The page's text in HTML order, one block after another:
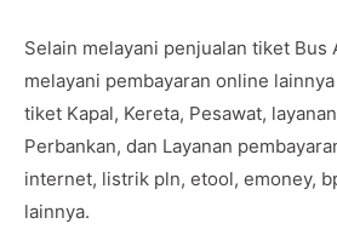
Selain melayani penjualan tiket Bus
melayani pembayaran online
tiket Kapal, Kereta, Pesawat,
Perbankan, dan Layanan
internet, listrik pln, etool, emoney,
lainnya.